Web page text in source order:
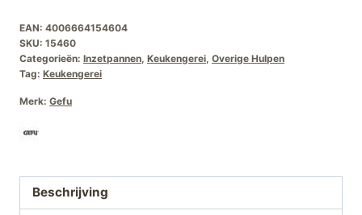
aantal
EAN: 4006664154604
SKU: 15460
Categorieën: Inzetpannen, Keukengerei, Overige Hulpen
Tag: Keukengerei
Merk: Gefu
Beschrijving